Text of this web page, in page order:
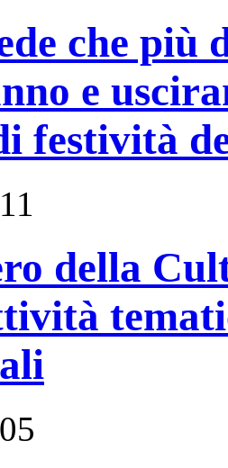
che più
e
festività
della